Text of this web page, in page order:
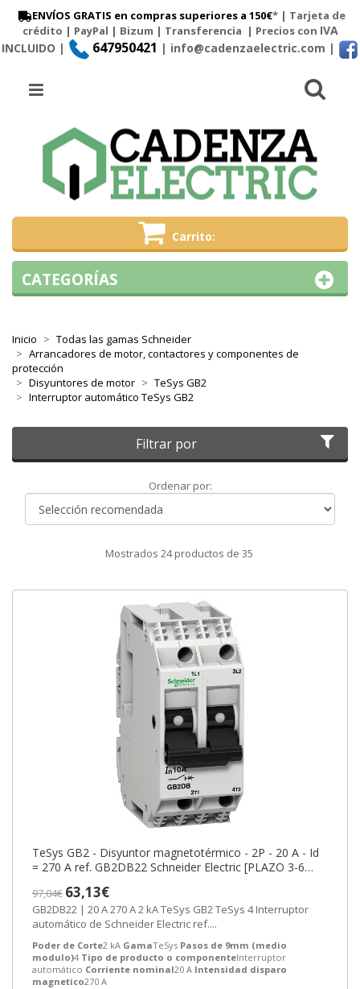
ENVÍOS GRATIS en compras superiores a 150€* | Tarjeta de
crédito | PayPal | Bizum | Transferencia | Precios con IVA
INCLUIDO |
647950421 | info@cadenzaelectric.com |
Carrito
Menú
Inicio
Todas las gamas Schneider
Arrancadores de motor, contactores y componentes de
protección
Disyuntores de motor
TeSys GB2
Interruptor automático TeSys GB2
Filtrar por
Ordenar por:Ordenar
Mostrados 24productos de 35
TeSys GB2 - Disyuntor magnetotérmico - 2P - 20 A - Id
= 270 A ref. GB2DB22 Schneider Electric [PLAZO 3-6
97,04€ 63,13€
GB2DB22 | 20 A 270 A 2 kA TeSys GB2 TeSys 4 Interruptor
automático de Schneider Electric ref....
Poder de Corte2 kA GamaTeSys Pasos de 9mm (medio
modulo)4 Tipo de producto o componenteInterruptor
automático Corriente nominal20 A Intensidad disparo
magnetico270 A
CATEGORÍAS